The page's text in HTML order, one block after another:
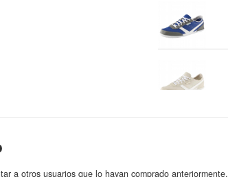
a otros usuarios que lo hayan comprado anteriormente,